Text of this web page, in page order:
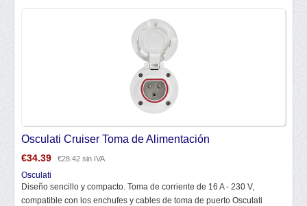
Osculati Cruiser Toma de Alimentación
€34.39 €28.42 sin IVA
Osculati
Diseño sencillo y compacto. Toma de corriente de 16 A - 230 V,
compatible con los enchufes y cables de toma de puerto Osculati